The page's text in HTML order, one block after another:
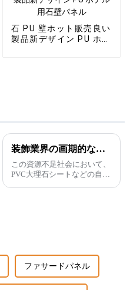
石 PU 壁ホット販売良い
製品新デザイン PU ホテ
装飾業界の画期的なイノベーター-PVCマーブルシート
この資源不足社会において、
PVC大理石シートなどの自然
ファサードパネル